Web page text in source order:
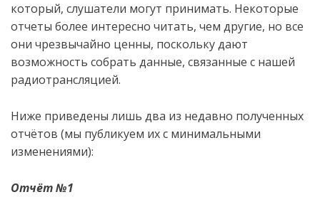
который, слушатели могут принимать. Некоторые
отчеты более интересно читать, чем другие, но все
они чрезвычайно ценны, поскольку дают
возможность собрать данные, связанные с нашей
радиотрансляцией.
Ниже приведены лишь два из недавно полученных
отчётов (мы публикуем их с минимальными
изменениями):
Отчёт №1